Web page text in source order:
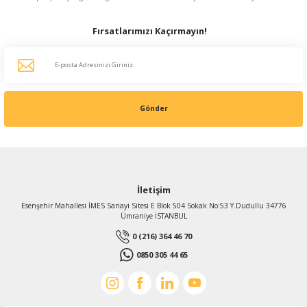
Fırsatlarımızı Kaçırmayın!
Gönder
İletişim
Esenşehir Mahallesi İMES Sanayi Sitesi E Blok 504 Sokak No:53 Y.Dudullu 34776
Ümraniye İSTANBUL
0 (216) 364 46 70
0850 305 44 65